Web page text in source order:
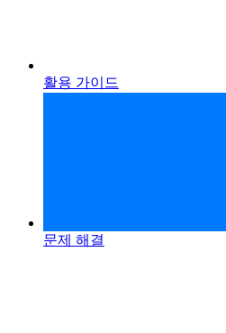
활용 가이드
문제 해결